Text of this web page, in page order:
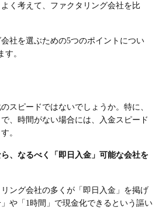
く考えて、ファクタリング会社を比
社を選ぶための5つのポイントについ
す。
スピードではないでしょうか。特に、
、時間がない場合には、入金スピード
。
、なるべく「即日入金」可能な会社を
ング会社の多くが「即日入金」を掲げ
や「1時間」で現金化できるという謳い